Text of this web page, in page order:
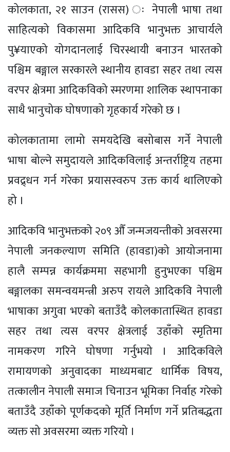
कोलकाता, २१ साउन (रासस) ः नेपाली भाषा तथा
साहित्यको विकासमा आदिकवि भानुभक्त आचार्यले
पु¥याएको योगदानलाई चिरस्थायी बनाउन भारतको
पश्चिम बङ्गाल सरकारले स्थानीय हावडा सहर तथा त्यस
वरपर क्षेत्रमा आदिकविको स्मरणमा शालिक स्थापनाका
साथै भानुचोक घोषणाको गृहकार्य गरेको छ ।
कोलकातामा लामो समयदेखि बसोबास गर्ने नेपाली
भाषा बोल्ने समुदायले आदिकविलाई अन्तर्राष्ट्रिय तहमा
प्रवद्र्धन गर्न गरेका प्रयासस्वरुप उक्त कार्य थालिएको
हो ।
आदिकवि भानुभक्तको २०९ औँ जन्मजयन्तीको अवसरमा
नेपाली जनकल्याण समिति (हावडा)को आयोजनामा
हालै सम्पन्न कार्यक्रममा सहभागी हुनुभएका पश्चिम
बङ्गालका समन्वयमन्त्री अरुप रायले आदिकवि नेपाली
भाषाका अगुवा भएको बताउँदै कोलकातास्थित हावडा
सहर तथा त्यस वरपर क्षेत्रलाई उहाँको स्मृतिमा
नामकरण गरिने घोषणा गर्नुभयो । आदिकविले
रामायणको अनुवादका माध्यमबाट धार्मिक विषय,
तत्कालीन नेपाली समाज चिनाउन भूमिका निर्वाह गरेको
बताउँदै उहाँको पूर्णकदको मूर्ति निर्माण गर्ने प्रतिबद्धता
व्यक्त सो अवसरमा व्यक्त गरियो ।